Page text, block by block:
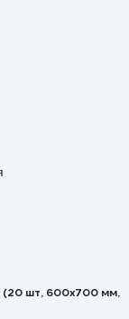
(20 шт, 600х700 мм,